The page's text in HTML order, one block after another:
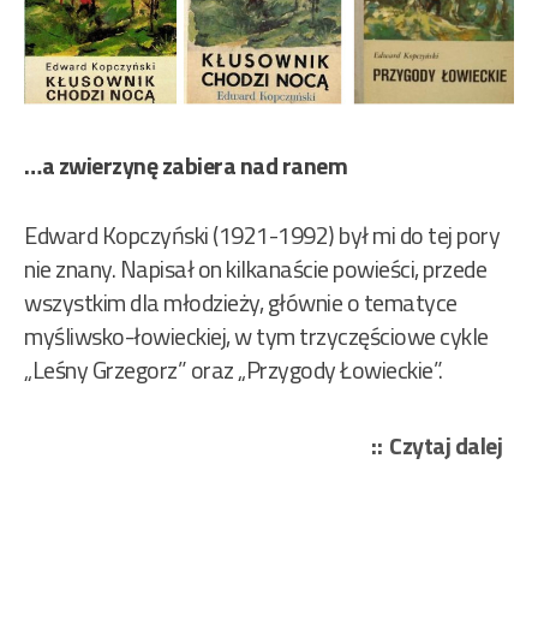
…a zwierzynę zabiera nad ranem
Edward Kopczyński (1921-1992) był mi do tej pory
nie znany. Napisał on kilkanaście powieści, przede
wszystkim dla młodzieży, głównie o tematyce
myśliwsko-łowieckiej, w tym trzyczęściowe cykle
„Leśny Grzegorz” oraz „Przygody Łowieckie”.
Czytaj dalej